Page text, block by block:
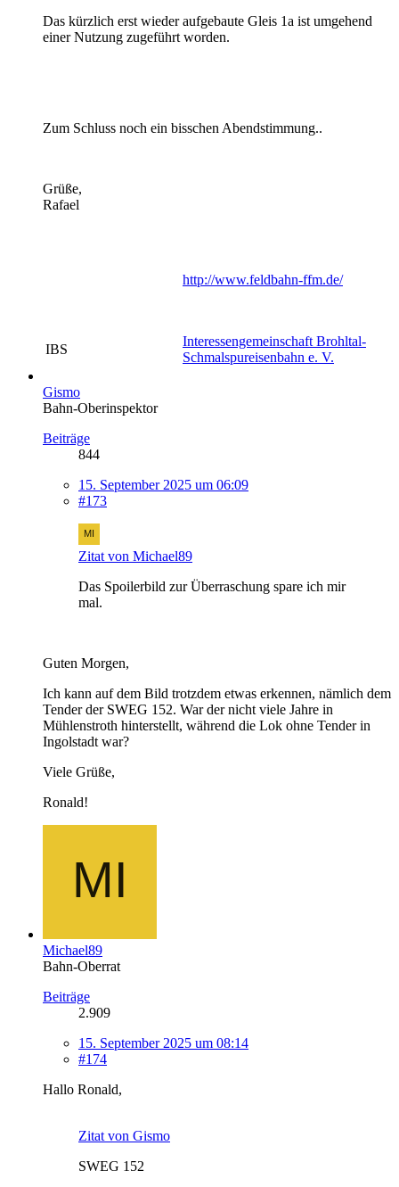
Das kürzlich erst wieder aufgebaute Gleis 1a ist umgehend
einer Nutzung zugeführt worden.
Zum Schluss noch ein bisschen Abendstimmung..
Grüße,
Rafael
http://www.feldbahn-ffm.de/
IBS
Interessengemeinschaft Brohltal-
Schmalspureisenbahn e. V.
Gismo
Bahn-Oberinspektor
Beiträge
844
15. September 2025 um 06:09
#173
Zitat von Michael89
Das Spoilerbild zur Überraschung spare ich mir
mal.
Guten Morgen,
Ich kann auf dem Bild trotzdem etwas erkennen, nämlich dem
Tender der SWEG 152. War der nicht viele Jahre in
Mühlenstroth hinterstellt, während die Lok ohne Tender in
Ingolstadt war?
Viele Grüße,
Ronald!
Michael89
Bahn-Oberrat
Beiträge
2.909
15. September 2025 um 08:14
#174
Hallo Ronald,
Zitat von Gismo
SWEG 152